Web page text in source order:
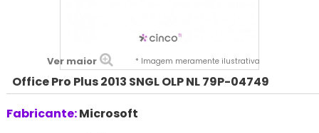
Ver maior * Imagem meramente ilustrativa
Office Pro Plus 2013 SNGL OLP NL 79P-04749
Fabricante:Microsoft